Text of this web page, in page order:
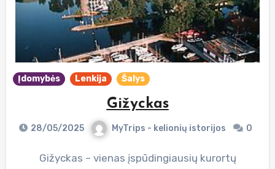
Įdomybės Lenkija Šalys
Gižyckas
28/05/2025 MyTrips - kelionių istorijos 0
Gižyckas – vienas įspūdingiausių kurortų